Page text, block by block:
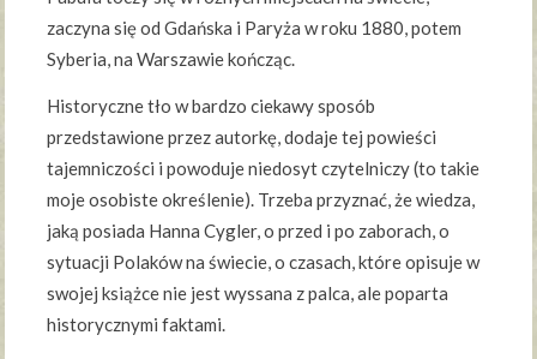
zaczyna się od Gdańska i Paryża w roku 1880, potem
Syberia, na Warszawie kończąc.
Historyczne tło w bardzo ciekawy sposób
przedstawione przez autorkę, dodaje tej powieści
tajemniczości i powoduje niedosyt czytelniczy (to takie
moje osobiste określenie). Trzeba przyznać, że wiedza,
jaką posiada Hanna Cygler, o przed i po zaborach, o
sytuacji Polaków na świecie, o czasach, które opisuje w
swojej książce nie jest wyssana z palca, ale poparta
historycznymi faktami.